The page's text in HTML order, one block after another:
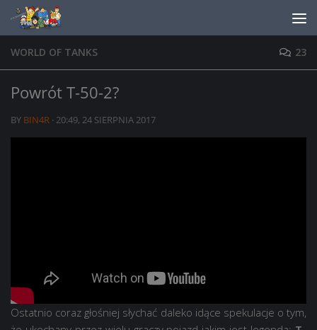
Skip to content
WORLD OF TANKS 23
Powrót T-50-2?
BY BIN4R · 20:49, 24 SIERPNIA 2017
Ostatnio coraz głośniej słychać daleko idące spekulacje o tym,